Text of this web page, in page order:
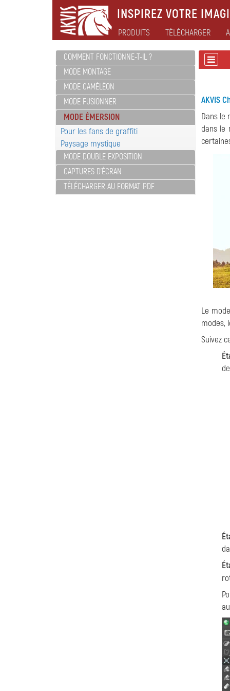
INSPIREZ VOTRE
PRODUITS TÉLÉCHARGER
COMMENT FONCTIONNE-T-IL ?
MODE MONTAGE
MODE CAMÉLÉON
MODE FUSIONNER
MODE ÉMERSION
Pour les fans de graffiti
Paysage mystique
MODE DOUBLE EXPOSITION
CAPTURES D'ÉCRAN
TÉLÉCHARGER AU FORMAT PDF
AKVIS
Dans le
dans le
Le
modes,
Suivez